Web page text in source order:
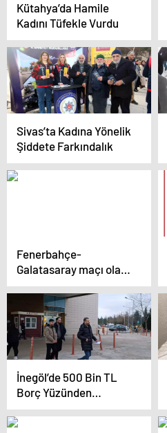
Kütahya’da Hamile
Kadını Tüfekle Vurdu
Sivas’ta Kadına Yönelik
Şiddete Farkındalık
Fenerbahçe-
Galatasaray maçı olaylı
bitti
İnegöl’de 500 Bin TL
Borç Yüzünden
Tabancayla Yaralama